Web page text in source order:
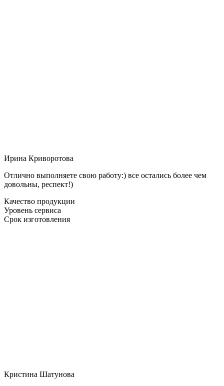
Ирина Криворотова
Отлично выполняете свою работу:) все остались более чем
довольны, респект!)
Качество продукции
Уровень сервиса
Срок изготовления
Кристина Шатунова